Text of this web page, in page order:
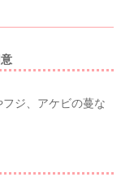
ジ、アケビの蔓な